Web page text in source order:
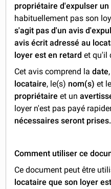
propriétaire d'expulser
habituellement pas son
s'agit pas d'un avis
avis écrit adressé au
loyer est en retard et qu'il
Cet avis comprend ladate
locataire, le(s) nom(s) et
propriétaire et un
loyer n'est pas payé
nécessaires seront prises.
Comment utiliser ce
Ce document peut être
locataire que son loyer